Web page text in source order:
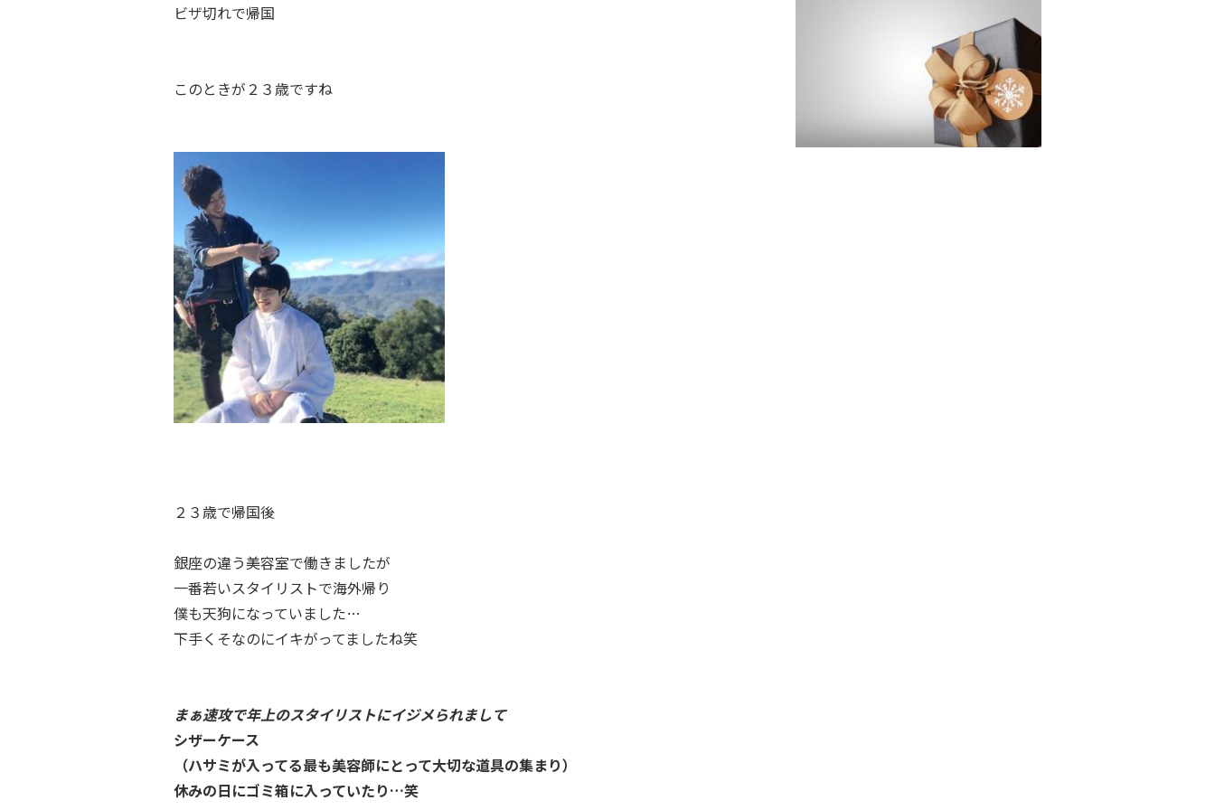
ビザ切れで帰国
このときが２３歳ですね
２３歳で帰国後
銀座の違う美容室で働きましたが
一番若いスタイリストで海外帰り
僕も天狗になっていました…
下手くそなのにイキがってましたね笑
まぁ速攻で年上のスタイリストにイジメられまして
シザーケース
（ハサミが入ってる最も美容師にとって大切な道具の集まり）
休みの日にゴミ箱に入っていたり…笑